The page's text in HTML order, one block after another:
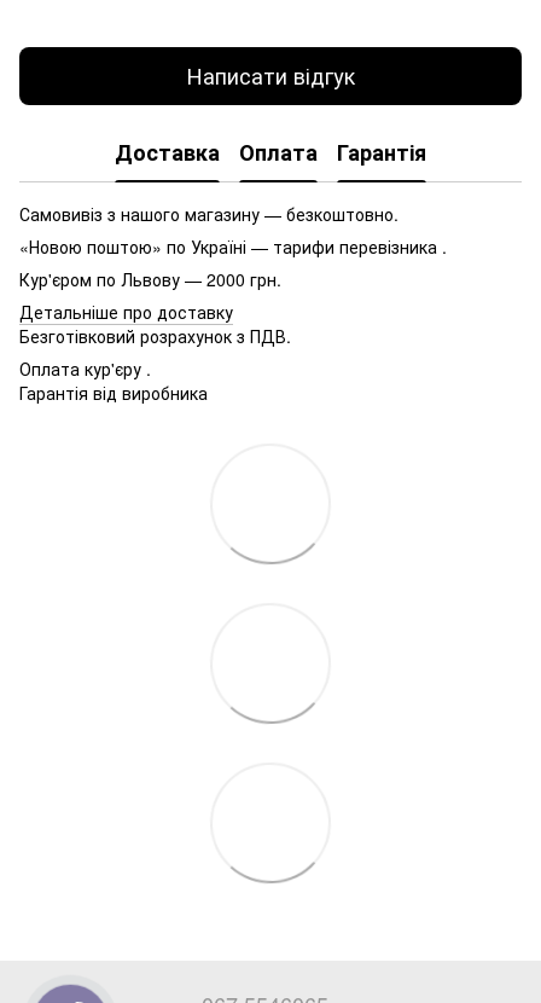
Написати відгук
Доставка Оплата Гарантія
Самовивіз з нашого магазину — безкоштовно.
«Новою поштою» по Україні — тарифи перевізника .
Кур'єром по Львову — 2000 грн.
Детальніше про доставку
Безготівковий розрахунок з ПДВ.
Оплата кур'єру .
Гарантія від виробника